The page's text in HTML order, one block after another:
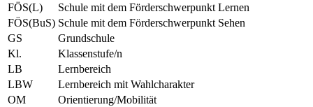
FÖS(L)
Schule mit dem Förderschwerpunkt Lernen
FÖS(BuS) Schule mit dem Förderschwerpunkt Sehen
GS
Grundschule
Kl.
Klassenstufe/n
LB
Lernbereich
LBW
Lernbereich mit Wahlcharakter
OM
Orientierung/Mobilität